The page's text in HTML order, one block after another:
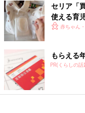
セリア「
使える育
赤ちゃん
もらえる
PR(くらしの話